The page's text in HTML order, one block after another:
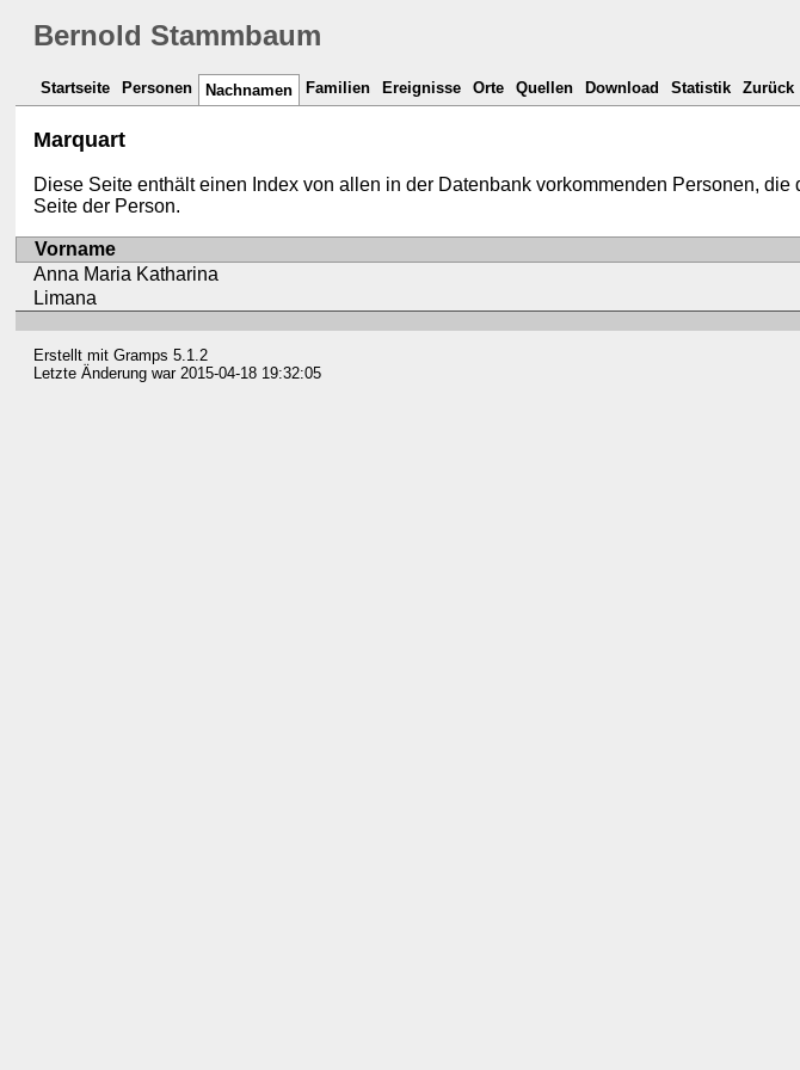
Bernold Stammbaum
Startseite Personen Nachnamen Familien Ereignisse Orte Quellen Download Statistik Zurück
Marquart
Diese Seite enthält einen Index von allen in der Datenbank vorkommenden Personen,
Seite der Person.
Vorname
Anna Maria Katharina
Limana
Erstellt mitGramps 5.1.2
Letzte Änderung war 2015-04-18 19:32:05